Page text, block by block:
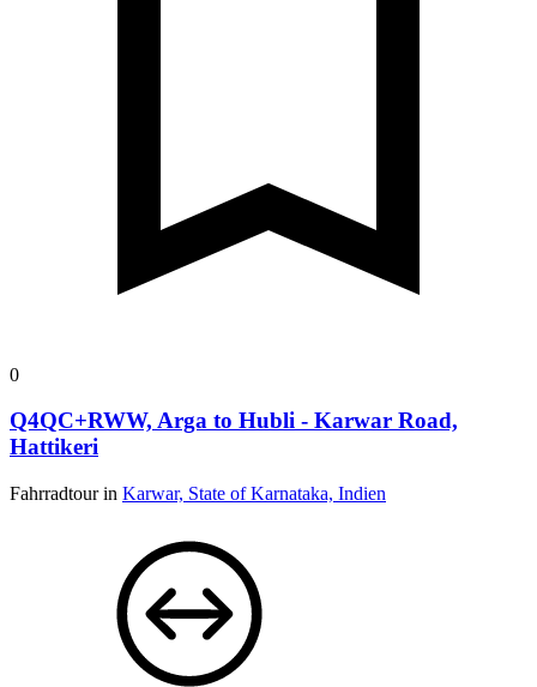
0
Q4QC+RWW, Arga to Hubli - Karwar Road,
Hattikeri
Fahrradtour in Karwar, State of Karnataka, Indien